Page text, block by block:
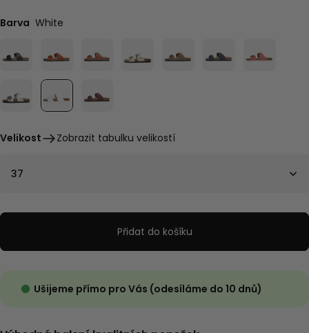
Barva White
Velikost Zobrazit tabulku velikostí
37
Přidat do košíku
Ušijeme přímo pro Vás (odesíláme do 10 dnů)